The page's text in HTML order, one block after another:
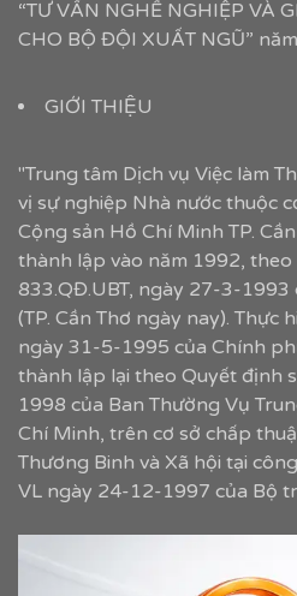
“TƯ VẤN NGHỀ NGHIỆP VÀ
CHO BỘ ĐỘI XUẤT NGŨ”
GIỚI THIỆU
"Trung tâm Dịch vụ Việc làm
vị sự nghiệp Nhà nước thuộc
Cộng sản Hồ Chí Minh TP.
thành lập vào năm 1992,
833.QĐ.UBT, ngày 27-3-1993
(TP. Cần Thơ ngày nay). Thực
ngày 31-5-1995 của Chính
thành lập lại theo Quyết định
1998 của Ban Thường Vụ
Chí Minh, trên cơ sở chấp
Thương Binh và Xã hội tại
VL ngày 24-12-1997 của Bộ